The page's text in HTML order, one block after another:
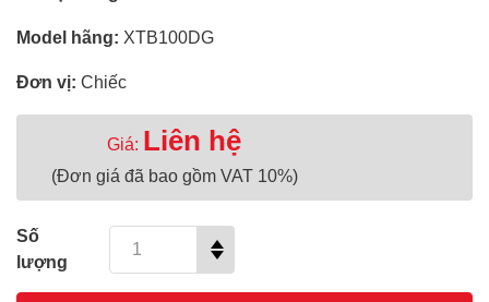
Model hãng: XTB100DG
Đơn vị: Chiếc
Giá: Liên hệ
(Đơn giá đã bao gồm VAT 10%)
Số
lượng